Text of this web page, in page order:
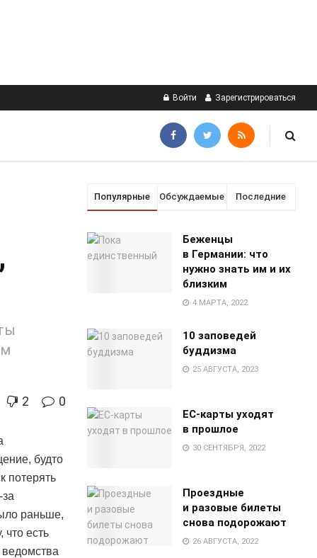
Войти Зарегистрироваться
2 0
будто
потерять
раньше,
есть
Популярные Обсуждаемые Последние
Беженцы
в Германии: что
нужно знать им и их
близким
4 МАРТА, 2022
10 заповедей
буддизма
25 АВГУСТА, 2023
EC-карты уходят
в прошлое
30 СЕНТЯБРЯ, 2022
Проездные
и разовые билеты
снова подорожают
26 АВГУСТА, 2022